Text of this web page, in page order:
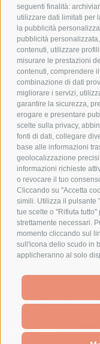
seguenti finalità:
utilizzare dati limitati per
la pubblicità
pubblicità
contenuti, utilizzare
misurare le prestazioni
contenuti, comprendere
combinazione di dati
migliorare i servizi,
garantire la sicurezza,
erogare e presentare
scelte sulla privacy,
fonti di dati, collegare
base alle informazioni
geolocalizzazione
informazioni richieste
o revocare il tuo
Cliccando su "Accetta
simili. Utilizza il pulsante
tue scelte o "Rifiuta
strettamente necessari.
momento cliccando sul
sull'icona dello scudo in
applicheranno al solo
SPESA ELETTRICA
MILANOFIORI, STRADA 4 -
We use cookies (and
to improve your
you're agreeing to
Privacy Policy.